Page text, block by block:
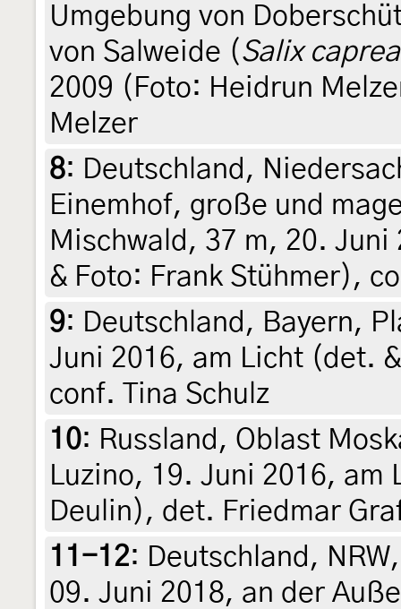
Umgebung von
von Salweide (Salix caprea
2009 (Foto: Heidrun
Melzer
8: Deutschland,
Einemhof, große und
Mischwald, 37 m, 20.
& Foto: Frank Stühmer),
9: Deutschland, Bayern,
Juni 2016, am Licht (det.
conf. Tina Schulz
10: Russland, Oblast
Luzino, 19. Juni 2016, am
Deulin), det. Friedmar
11-12: Deutschland,
09. Juni 2018, an der